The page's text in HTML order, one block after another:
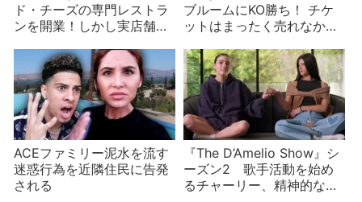
ド・チーズの専門レストラ
ンを開業！しかし実店舗な
ブルームにKO勝ち！ チケ
ットはまったく売れなかっ
ACEファミリー泥水を流す
迷惑行為を近隣住民に告発
される
『The D’Amelio Show』シ
ーズン2 歌手活動を始め
るチャーリー、精神的な問